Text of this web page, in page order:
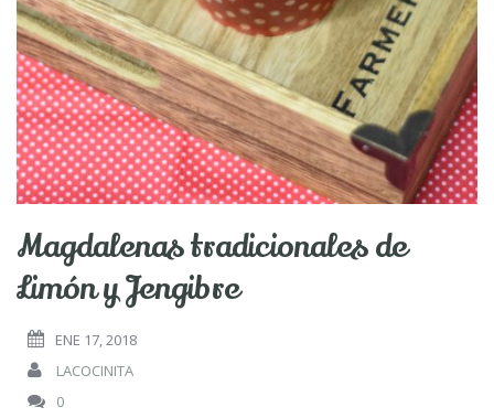
Magdalenas tradicionales de
Limón y Jengibre
ENE 17, 2018
LACOCINITA
0